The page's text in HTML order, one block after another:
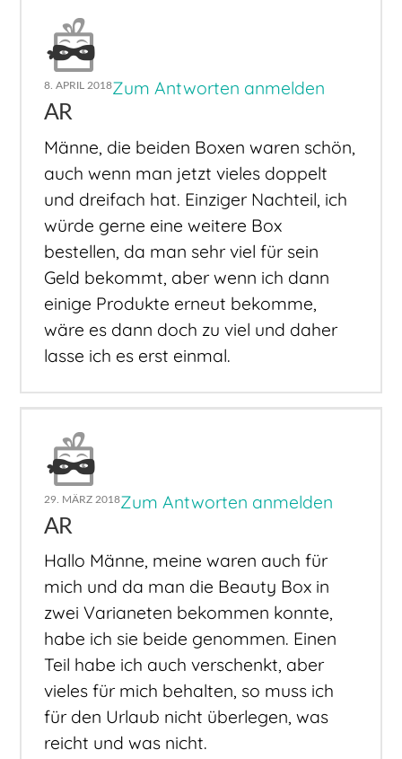
8. APRIL 2018Zum Antworten anmelden
AR
Männe, die beiden Boxen waren schön,
auch wenn man jetzt vieles doppelt
und dreifach hat. Einziger Nachteil, ich
würde gerne eine weitere Box
bestellen, da man sehr viel für sein
Geld bekommt, aber wenn ich dann
einige Produkte erneut bekomme,
wäre es dann doch zu viel und daher
lasse ich es erst einmal.
29. MÄRZ 2018Zum Antworten anmelden
AR
Hallo Männe, meine waren auch für
mich und da man die Beauty Box in
zwei Varianeten bekommen konnte,
habe ich sie beide genommen. Einen
Teil habe ich auch verschenkt, aber
vieles für mich behalten, so muss ich
für den Urlaub nicht überlegen, was
reicht und was nicht.